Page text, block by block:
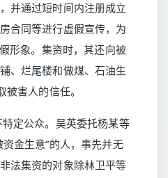
并通过短时间内注册成立
合同等进行虚假宣传，为
形象。集资时，其还向被
、烂尾楼和做煤、石油生
被害人的信任。
定公众。吴英委托杨某等
金生意”的人，事先并无
法集资的对象除林卫平等